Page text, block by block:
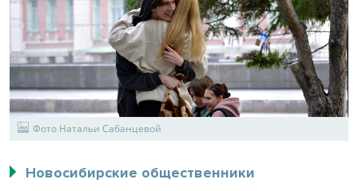
Фото Натальи Сабанцевой
Новосибирские общественники